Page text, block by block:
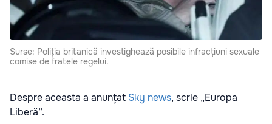
Surse: Poliția britanică investighează posibile infracțiuni sexuale
comise de fratele regelui.
Despre aceasta a anunțat Sky news, scrie „Europa
Liberă”.